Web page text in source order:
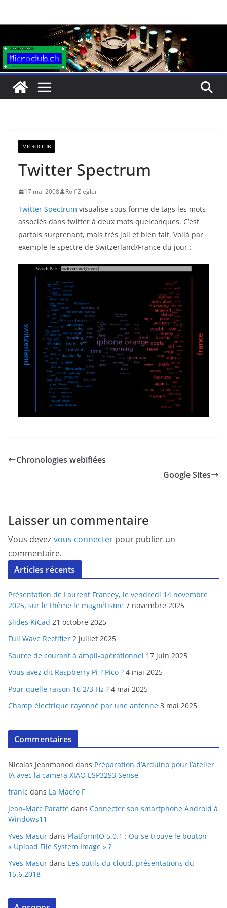
MICROCLUB
Twitter Spectrum
17 mai 2008 Rolf Ziegler
Twitter Spectrum visualise sous forme de tags les mots
associés dans twitter à deux mots quelconques. C’est
parfois surprenant, mais très joli et bien fait. Voilà par
exemple le spectre de Switzerland/France du jour :
Chronologies webifiées
Google Sites
Laisser un commentaire
Vous devez vous connecter pour publier un
commentaire.
Articles récents
Présentation de Laurent Francey, le vendredi 14 novembre
2025, sur le thème le magnétisme 7 novembre 2025
Slides KiCad 21 octobre 2025
Full Wave Rectifier 2 juillet 2025
Source de courant à ampli-opérationnel 17 juin 2025
Vous avez dit Raspberry Pi ? Pico ? 4 mai 2025
Pour quelle raison 16 2/3 Hz ? 4 mai 2025
Champ électrique rayonné par une antenne 3 mai 2025
Commentaires
Nicolas Jeanmonod dans Préparation d’Arduino pour l’atelier
IA avec la camera XIAO ESP32S3 Sense
franic dans La Macro F
Jean-Marc Paratte dans Connecter son smartphone Android à
Windows11
Yves Masur dans PlatformIO 5.0.1 : Où se trouve le bouton
« Upload File System Image » ?
Yves Masur dans Les outils du cloud, présentations du
15.6.2018